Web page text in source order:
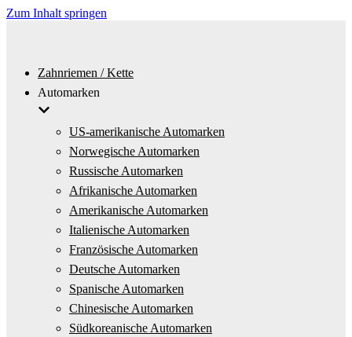
Zum Inhalt springen
Zahnriemen / Kette
Automarken
US-amerikanische Automarken
Norwegische Automarken
Russische Automarken
Afrikanische Automarken
Amerikanische Automarken
Italienische Automarken
Französische Automarken
Deutsche Automarken
Spanische Automarken
Chinesische Automarken
Südkoreanische Automarken